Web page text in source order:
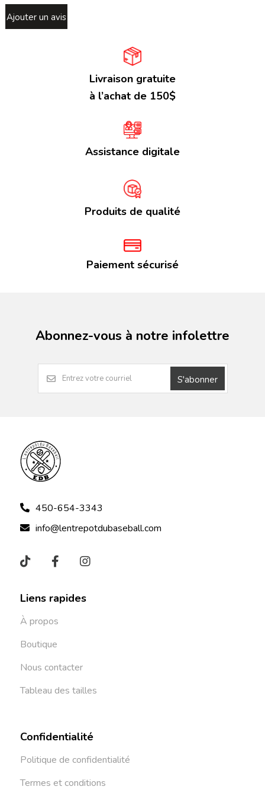
Ajouter un avis
Livraison gratuite
à l’achat de 150$
Assistance digitale
Produits de qualité
Paiement sécurisé
Abonnez-vous à notre infolettre
S'abonner
450-654-3343
info@lentrepotdubaseball.com
Liens rapides
À propos
Boutique
Nous contacter
Tableau des tailles
Confidentialité
Politique de confidentialité
Termes et conditions